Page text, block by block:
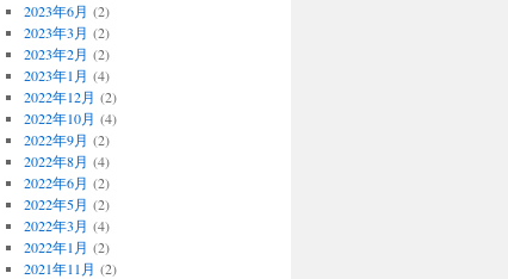
2023年6月 (2)
2023年3月 (2)
2023年2月 (2)
2023年1月 (4)
2022年12月 (2)
2022年10月 (4)
2022年9月 (2)
2022年8月 (4)
2022年6月 (2)
2022年5月 (2)
2022年3月 (4)
2022年1月 (2)
2021年11月 (2)